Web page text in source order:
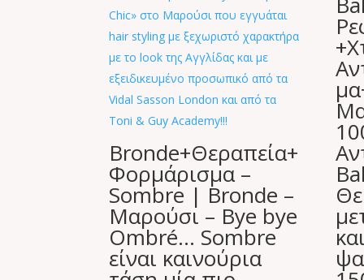
Bronde+Θεραπεία+
Φορμάρισμα –
Sombre | Bronde –
Μαρούσι – Bye bye
Ombré… Sombre
είναι καινούρια